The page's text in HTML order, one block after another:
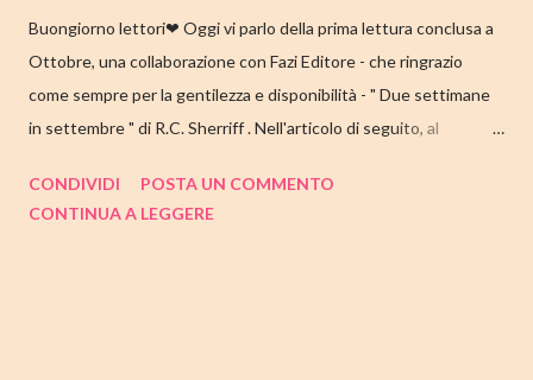
Buongiorno lettori❤ Oggi vi parlo della prima lettura conclusa a
Ottobre, una collaborazione con Fazi Editore - che ringrazio
come sempre per la gentilezza e disponibilità - " Due settimane
in settembre " di R.C. Sherriff . Nell'articolo di seguito, al
TITOLO: DUE SETTIMANE IN SETTEMBRE AUTORE: R.C.
CONDIVIDI
POSTA UN COMMENTO
CONTINUA A LEGGERE